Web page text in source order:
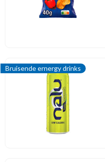
Bruisende ernergy drinks